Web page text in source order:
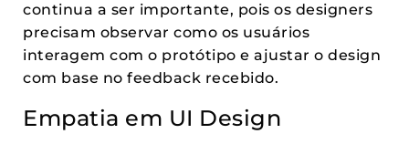
continua a ser importante, pois os designers
precisam observar como os usuários
interagem com o protótipo e ajustar o design
com base no feedback recebido.
Empatia em UI Design